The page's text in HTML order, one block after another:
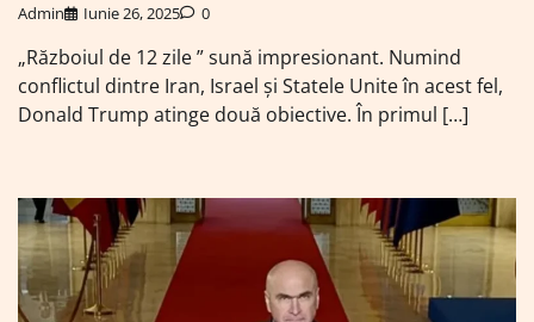
Admin Iunie 26, 2025 0
„Războiul de 12 zile ” sună impresionant. Numind
conflictul dintre Iran, Israel și Statele Unite în acest fel,
Donald Trump atinge două obiective. În primul […]